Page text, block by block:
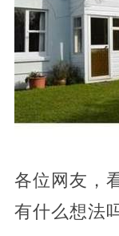
各位网友，
有什么想法